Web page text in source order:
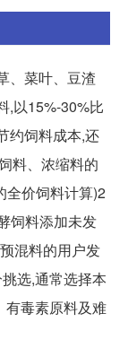
、菜叶、豆渣
,以15%-30%比
约饲料成本,还
料、浓缩料的
全价饲料计算)2
饲料添加未发
混料的用户发
选,通常选择本
有毒素原料及难